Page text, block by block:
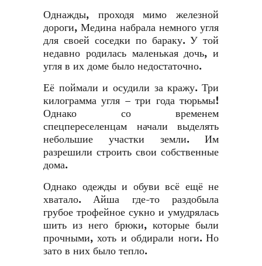
Однажды, проходя мимо железной
дороги, Медина набрала немного угля
для своей соседки по бараку. У той
недавно родилась маленькая дочь, и
угля в их доме было недостаточно.
Её поймали и осудили за кражу. Три
килограмма угля – три года тюрьмы!
Однако со временем
спецпереселенцам начали выделять
небольшие участки земли. Им
разрешили строить свои собственные
дома.
Однако одежды и обуви всё ещё не
хватало. Айша где-то раздобыла
грубое трофейное сукно и умудрялась
шить из него брюки, которые были
прочными, хоть и обдирали ноги. Но
зато в них было тепло.